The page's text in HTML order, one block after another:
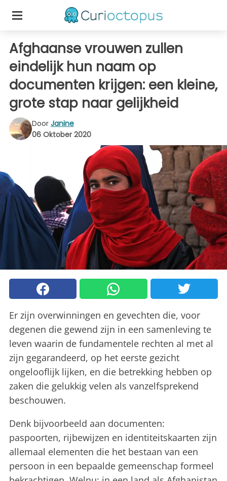
Afghaanse vrouwen zullen
eindelijk hun naam op
documenten krijgen: een kleine,
grote stap naar gelijkheid
Door Janine
06 Oktober 2020
Er zijn overwinningen en gevechten die, voor
degenen die gewend zijn in een samenleving te
leven waarin de fundamentele rechten al met al
zijn gegarandeerd, op het eerste gezicht
ongelooflijk lijken, en die betrekking hebben op
zaken die gelukkig velen als vanzelfsprekend
beschouwen.
Denk bijvoorbeeld aan documenten:
paspoorten, rijbewijzen en identiteitskaarten zijn
allemaal elementen die het bestaan ​​van een
persoon in een bepaalde gemeenschap formeel